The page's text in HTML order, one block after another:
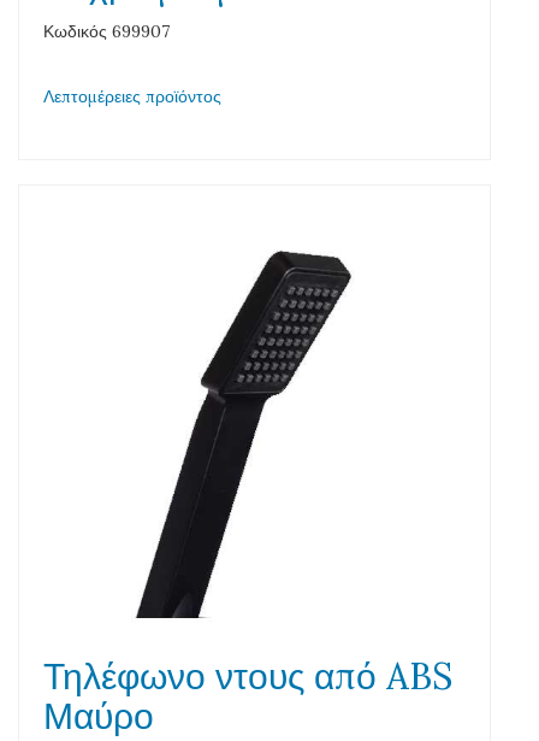
Κωδικός 699907
Λεπτομέρειες προϊόντος
Τηλέφωνο ντους από ABS
Μαύρο